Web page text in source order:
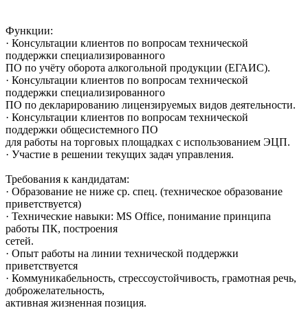
Функции:
· Консультации клиентов по вопросам технической
поддержки специализированного
ПО по учёту оборота алкогольной продукции (ЕГАИС).
· Консультации клиентов по вопросам технической
поддержки специализированного
ПО по декларированию лицензируемых видов деятельности.
· Консультации клиентов по вопросам технической
поддержки общесистемного ПО
для работы на торговых площадках с использованием ЭЦП.
· Участие в решении текущих задач управления.
Требования к кандидатам:
· Образование не ниже ср. спец. (техническое образование
приветствуется)
· Технические навыки: MS Office, понимание принципа
работы ПК, построения
сетей.
· Опыт работы на линии технической поддержки
приветствуется
· Коммуникабельность, стрессоустойчивость, грамотная речь,
доброжелательность,
активная жизненная позиция.